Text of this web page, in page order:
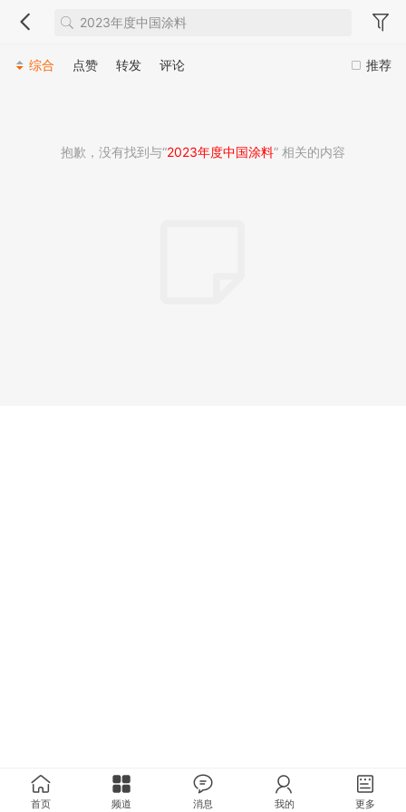
推荐
综合 点赞 转发 评论
抱歉，没有找到与“2023年度中国涂料” 相关的内容
首页 频道 消息 我的 更多